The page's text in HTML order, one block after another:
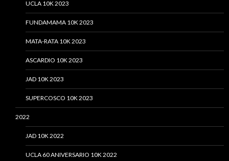
UCLA 10K 2023
FUNDAMAMA 10K 2023
MATA-RATA 10K 2023
ASCARDIO 10K 2023
JAD 10K 2023
SUPERCOSCO 10K 2023
2022
JAD 10K 2022
UCLA 60 ANIVERSARIO 10K 2022